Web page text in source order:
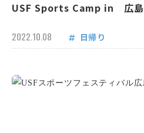
USF Sports Camp in 広島
2022.10.08 日帰り